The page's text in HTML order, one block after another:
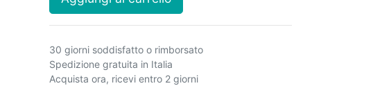
30 giorni soddisfatto o rimborsato
Spedizione gratuita in Italia
Acquista ora, ricevi entro 2 giorni